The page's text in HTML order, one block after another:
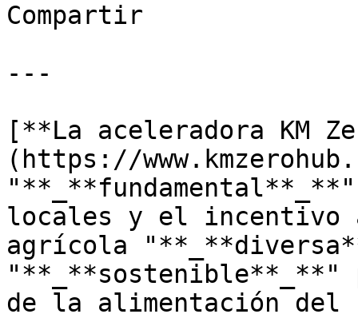
Compartir
---
[**La aceleradora KM
(https://
locales y el incentivo
agrícola
"**_**sostenible**_**"
de la alimentación